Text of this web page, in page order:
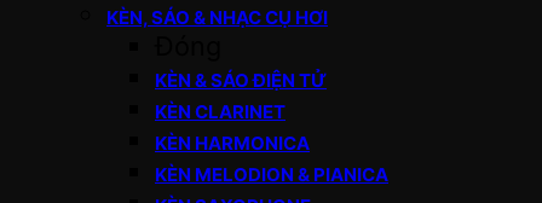
KÈN, SÁO & NHẠC CỤ HƠI
KÈN & SÁO ĐIỆN TỬ
KÈN CLARINET
KÈN HARMONICA
KÈN MELODION & PIANICA